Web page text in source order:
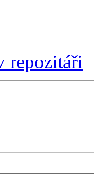
repozitáři